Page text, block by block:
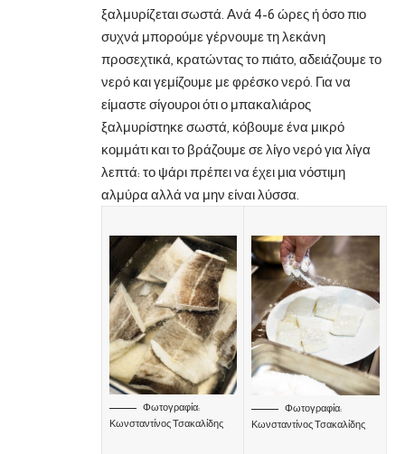
ξαλμυρίζεται σωστά. Ανά 4-6 ώρες ή όσο πιο
συχνά μπορούμε γέρνουμε τη λεκάνη
προσεχτικά, κρατώντας το πιάτο, αδειάζουμε το
νερό και γεμίζουμε με φρέσκο νερό. Για να
είμαστε σίγουροι ότι ο μπακαλιάρος
ξαλμυρίστηκε σωστά, κόβουμε ένα μικρό
κομμάτι και το βράζουμε σε λίγο νερό για λίγα
λεπτά: το ψάρι πρέπει να έχει μια νόστιμη
αλμύρα αλλά να μην είναι λύσσα.
Φωτογραφία:
Κωνσταντίνος Τσακαλίδης
Φωτογραφία:
Κωνσταντίνος Τσακαλίδης